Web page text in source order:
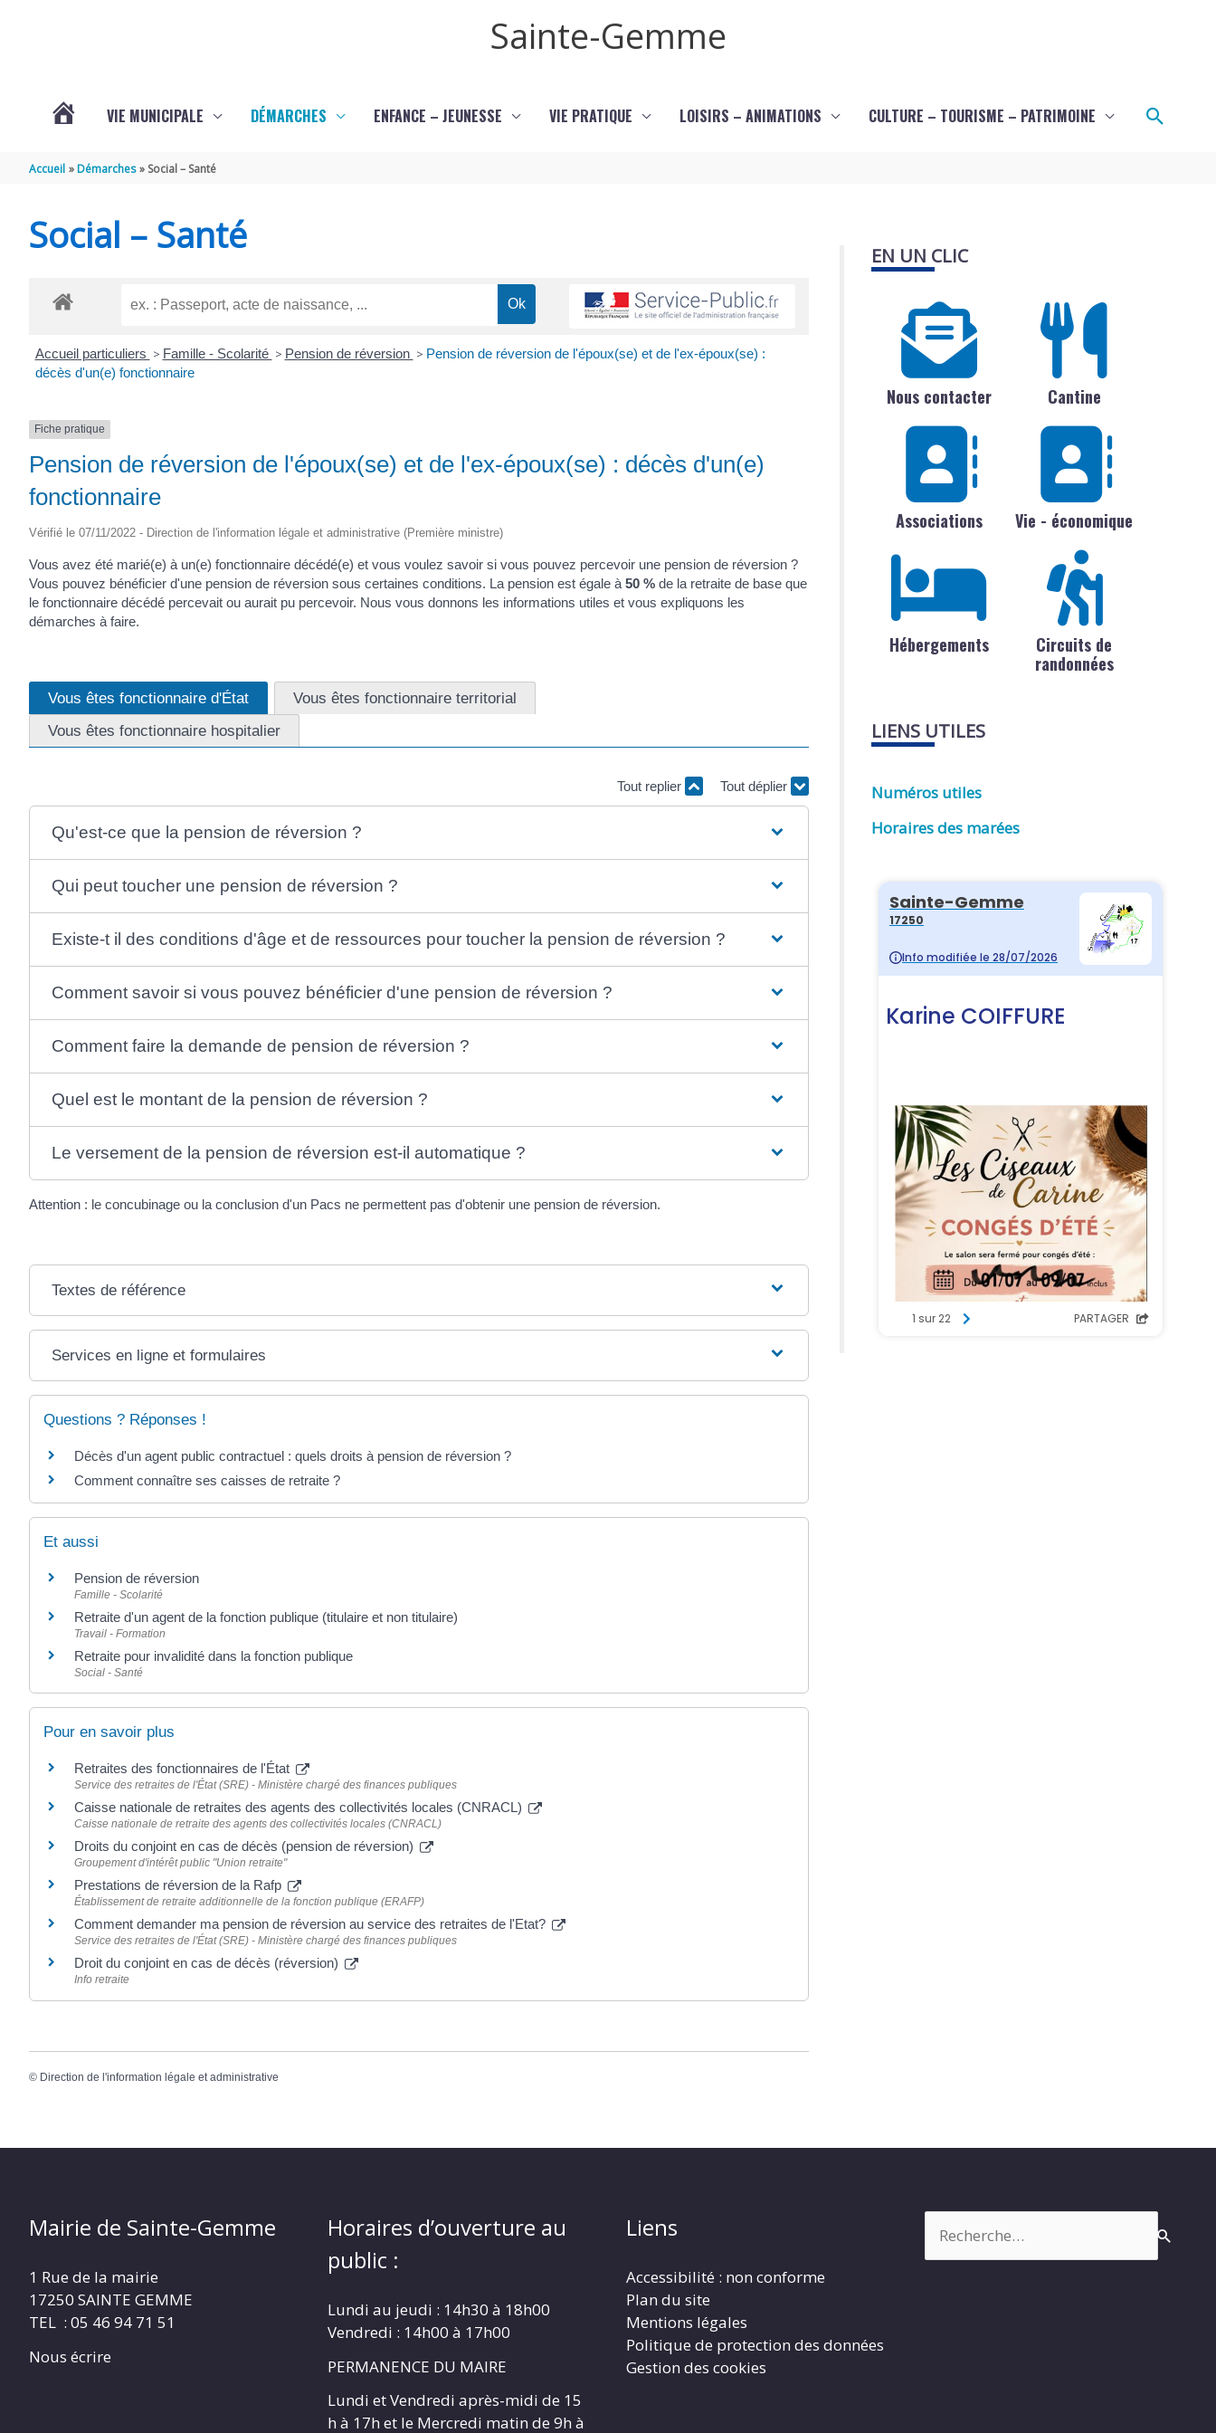
Sainte-Gemme
GEMME
VIE MUNICIPALE DÉMARCHES ENFANCE – JEUNESSE VIE PRATIQUE LOISIRS – ANIMATIONS CULTURE – TOURISME – PATRIMOINE
Accueil Démarches Social – Santé
Social – Santé
Accueil particuliers > Famille - Scolarité > Pension de réversion > Pension de réversion de l'époux(se) et de l'ex-époux(se) :
décès d'un(e) fonctionnaire
Fiche pratique
Pension de réversion de l'époux(se) et de l'ex-époux(se) : décès d'un(e)
fonctionnaire
Vérifié le 07/11/2022 - Direction de l'information légale et administrative (Première ministre)
Vous avez été marié(e) à un(e) fonctionnaire décédé(e) et vous voulez savoir si vous pouvez percevoir une pension de réversion ?
Vous pouvez bénéficier d'une pension de réversion sous certaines conditions. La pension est égale à 50 % de la retraite de base que
le fonctionnaire décédé percevait ou aurait pu percevoir. Nous vous donnons les informations utiles et vous expliquons les
démarches à faire.
Vous êtes fonctionnaire d'État
Vous êtes fonctionnaire territorial
Vous êtes fonctionnaire hospitalier
Tout replier Tout déplier
Qu'est-ce que la pension de réversion ?
Qui peut toucher une pension de réversion ?
Existe-t il des conditions d'âge et de ressources pour toucher la pension de réversion ?
Comment savoir si vous pouvez bénéficier d'une pension de réversion ?
Comment faire la demande de pension de réversion ?
Quel est le montant de la pension de réversion ?
Le versement de la pension de réversion est-il automatique ?
Attention : le concubinage ou la conclusion d'un Pacs ne permettent pas d'obtenir une pension de réversion.
Textes de référence
Services en ligne et formulaires
Questions ? Réponses !
Décès d'un agent public contractuel : quels droits à pension de réversion ?
Comment connaître ses caisses de retraite ?
Et aussi
Pension de réversion
Famille - Scolarité
Retraite d'un agent de la fonction publique (titulaire et non titulaire)
Travail - Formation
Retraite pour invalidité dans la fonction publique
Social - Santé
Pour en savoir plus
Retraites des fonctionnaires de l'État
Service des retraites de l'État (SRE) - Ministère chargé des finances publiques
Caisse nationale de retraites des agents des collectivités locales (CNRACL)
Caisse nationale de retraite des agents des collectivités locales (CNRACL)
Droits du conjoint en cas de décès (pension de réversion)
Groupement d'intérêt public "Union retraite"
Prestations de réversion de la Rafp
Établissement de retraite additionnelle de la fonction publique (ERAFP)
Comment demander ma pension de réversion au service des retraites de l'Etat?
Service des retraites de l'État (SRE) - Ministère chargé des finances publiques
Droit du conjoint en cas de décès (réversion)
Info retraite
© Direction de l'information légale et administrative
EN UN CLIC
Nous contacter Cantine
Associations Vie - économique
Hébergements
Circuits de
randonnées
LIENS UTILES
Numéros utiles
Horaires des marées
Mairie de Sainte-Gemme
1 Rue de la mairie
17250 SAINTE GEMME
TEL : 05 46 94 71 51
Nous écrire
Horaires d’ouverture au
public :
Lundi au jeudi : 14h30 à 18h00
Vendredi : 14h00 à 17h00
PERMANENCE DU MAIRE
Lundi et Vendredi après-midi de 15
h à 17h et le Mercredi matin de 9h à
Liens
Accessibilité : non conforme
Plan du site
Mentions légales
Politique de protection des données
Gestion des cookies